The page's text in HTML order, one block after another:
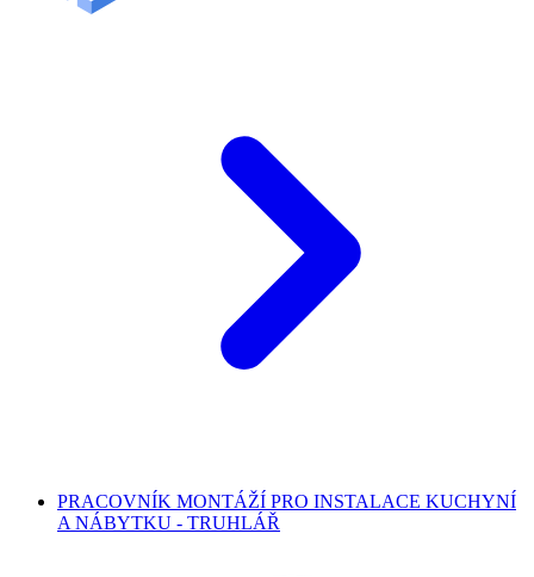
PRACOVNÍK MONTÁŽÍ PRO INSTALACE KUCHYNÍ
A NÁBYTKU - TRUHLÁŘ